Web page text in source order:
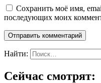
Сохранить моё имя,
последующих моих
Найти:
Сейчас смотрят: